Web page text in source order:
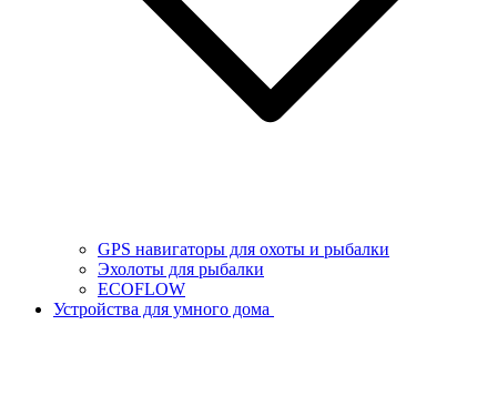
GPS навигаторы для охоты и рыбалки
Эхолоты для рыбалки
ECOFLOW
Устройства для умного дома